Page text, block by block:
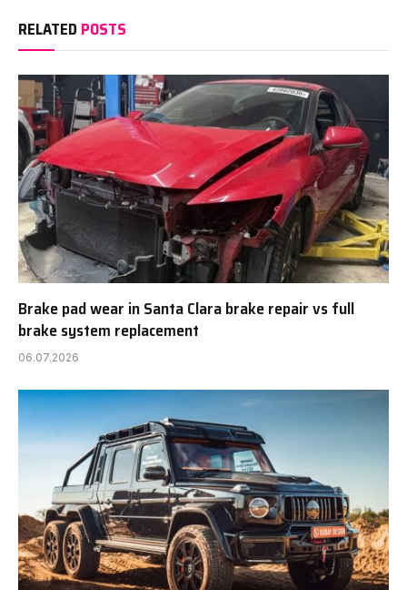
RELATED POSTS
Brake pad wear in Santa Clara brake repair vs full
brake system replacement
06.07.2026